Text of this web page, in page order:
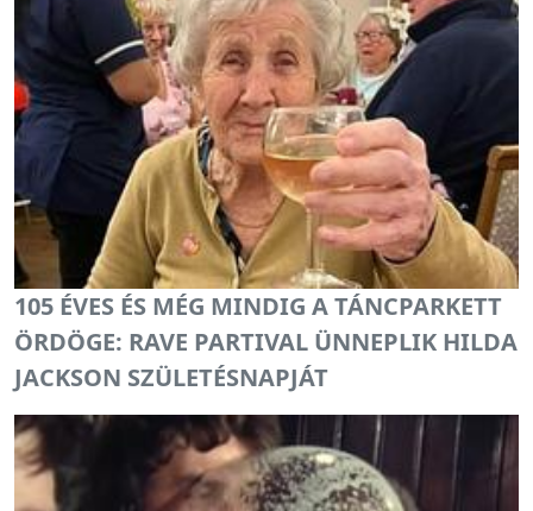
105 ÉVES ÉS MÉG MINDIG A TÁNCPARKETT
ÖRDÖGE: RAVE PARTIVAL ÜNNEPLIK HILDA
JACKSON SZÜLETÉSNAPJÁT